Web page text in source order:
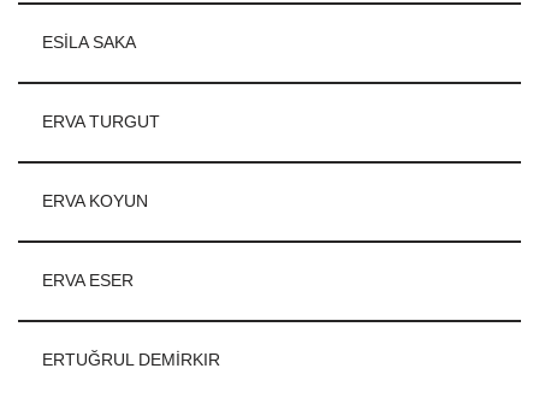
ESİLA SAKA
ERVA TURGUT
ERVA KOYUN
ERVA ESER
ERTUĞRUL DEMİRKIR